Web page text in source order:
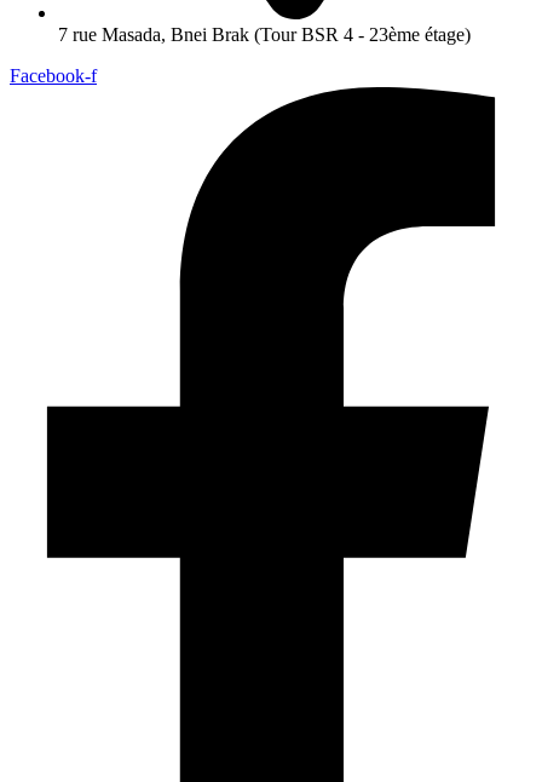
7 rue Masada, Bnei Brak (Tour BSR 4 - 23ème étage)
Facebook-f